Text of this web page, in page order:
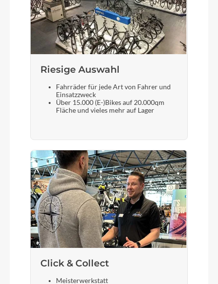
Sattel
Fizik Terra Argo X7, 150mm
Gabel
12x100mm thru-axle, flat mount disc, internal
offset, fender mounts
Riesige Auswahl
Fahrräder für jede Art von Fahrer und
Einsatzzweck
Über 15.000 (E-)Bikes auf 20.000qm
Fläche und vieles mehr auf Lager
Click & Collect
Meisterwerkstatt